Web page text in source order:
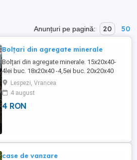
Anunțuri pe pagină: 20 50
Bolțari din agregate minerale
Bolțari din agregate minerale. 15x20x40-
4lei buc. 18x20x40 -4,5ei buc. 20x20x40
-5lei buc H 20x20x40- 5,5 lei buc (12,5
bolțari la mp de zid construit) Bolțari stâlp
de gard cu guler27x40 -10 lei Coame de
gard 27x40 cm-10lei Se asigură transport .
Lespezi, Vrancea
4 august
4 RON
case de vanzare